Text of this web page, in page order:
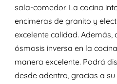
sala-comedor. La cocina
encimeras de granito y
excelente calidad. Además,
ósmosis inversa en la
manera excelente. Podrá
desde adentro, gracias a